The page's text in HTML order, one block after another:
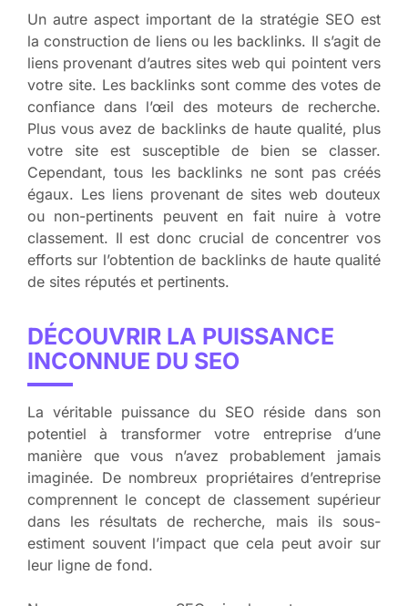
Un autre aspect important de la stratégie SEO est
la construction de liens ou les backlinks. Il s’agit de
liens provenant d’autres sites web qui pointent vers
votre site. Les backlinks sont comme des votes de
confiance dans l’œil des moteurs de recherche.
Plus vous avez de backlinks de haute qualité, plus
votre site est susceptible de bien se classer.
Cependant, tous les backlinks ne sont pas créés
égaux. Les liens provenant de sites web douteux
ou non-pertinents peuvent en fait nuire à votre
classement. Il est donc crucial de concentrer vos
efforts sur l’obtention de backlinks de haute qualité
de sites réputés et pertinents.
DÉCOUVRIR LA PUISSANCE
INCONNUE DU SEO
La véritable puissance du SEO réside dans son
potentiel à transformer votre entreprise d’une
manière que vous n’avez probablement jamais
imaginée. De nombreux propriétaires d’entreprise
comprennent le concept de classement supérieur
dans les résultats de recherche, mais ils sous-
estiment souvent l’impact que cela peut avoir sur
leur ligne de fond.